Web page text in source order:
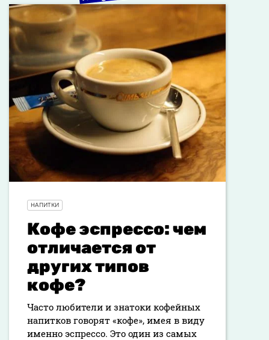
НАПИТКИ
Кофе эспрессо: чем
отличается от
других типов
кофе?
Часто любители и знатоки кофейных
напитков говорят «кофе», имея в виду
именно эспрессо. Это один из самых